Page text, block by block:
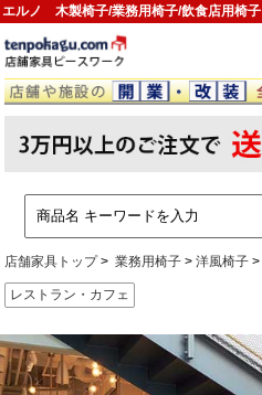
エルノ 木製椅子/業務用椅子/飲食店用椅子
店舗家具トップ 業務用椅子 洋風椅子
レストラン・カフェ